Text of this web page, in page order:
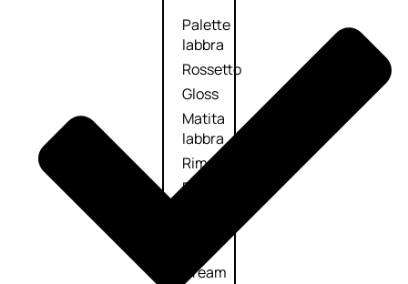
Palette
labbra
Rossetto
Gloss
Matita
labbra
Rimpolpante
Balsamo
Cream